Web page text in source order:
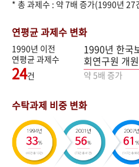
* 총 과제수 : 약 7배 증가(1990년
연평균 과제수 변화
1990년 이전
연평균 과제수
24건
1990년 한국
회연구원 개원
약 5배 증가
수탁과제 비중 변화